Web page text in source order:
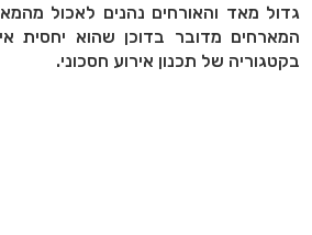
גדול מאד והאורחים נהנים לאכול
המארחים מדובר בדוכן שהוא יחסית
בקטגוריה של תכנון אירוע חסכוני.